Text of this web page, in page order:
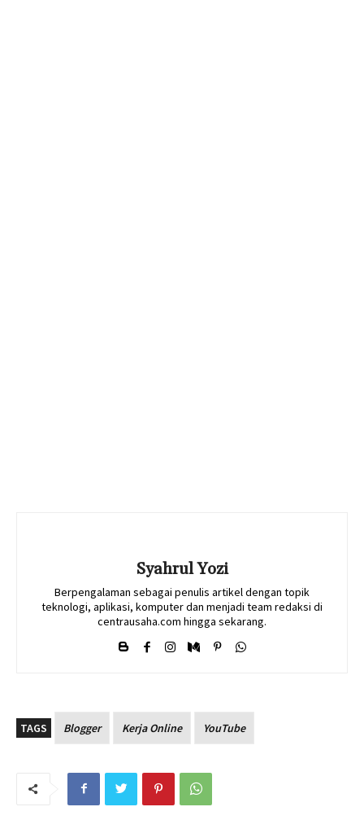
Syahrul Yozi
Berpengalaman sebagai penulis artikel dengan topik
teknologi, aplikasi, komputer dan menjadi team redaksi di
centrausaha.com hingga sekarang.
TAGS Blogger Kerja Online YouTube